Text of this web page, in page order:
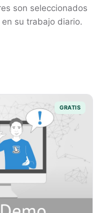
son seleccionados
su trabajo diario.
GRATIS